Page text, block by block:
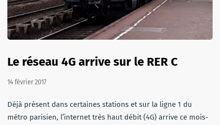
Le réseau 4G arrive sur le RER C
14 février 2017
Déjà présent dans certaines stations et sur la ligne 1 du
métro parisien, l’internet très haut débit (4G) arrive ce mois-